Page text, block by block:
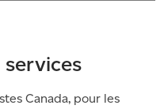
services
Canada, pour les